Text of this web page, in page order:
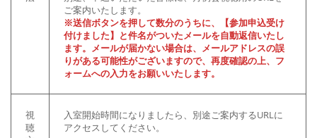
ご案内いたします。
※送信ボタンを押して数分のうちに、【参加申込受け
付けました】と件名がついたメールを自動返信いたし
ます。メールが届かない場合は、メールアドレスの誤
りがある可能性がございますので、再度確認の上、フ
ォームへの入力をお願いいたします。
視
聴
入室開始時間になりましたら、別途ご案内するURLに
アクセスしてください。